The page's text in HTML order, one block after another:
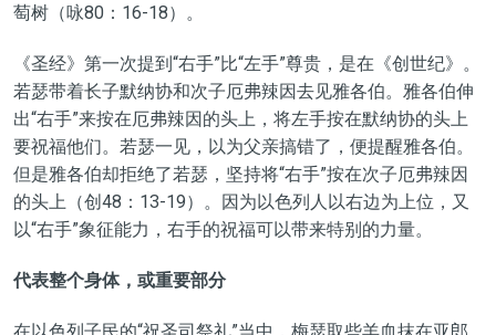
萄树（咏80：16-18）。
《圣经》第一次提到“右手”比“左手”尊贵，是在《创世纪》。
若瑟带着长子默纳协和次子厄弗辣因去见雅各伯。雅各伯伸
出“右手”来按在厄弗辣因的头上，将左手按在默纳协的头上
要祝福他们。若瑟一见，以为父亲搞错了，便提醒雅各伯。
但是雅各伯却拒绝了若瑟，坚持将“右手”按在次子厄弗辣因
的头上（创48：13-19）。因为以色列人以右边为上位，又
以“右手”象征能力，右手的祝福可以带来特别的力量。
代表整个身体，或重要部分
在以色列子民的“祝圣司祭礼”当中，梅瑟取些羊血抹在亚郎